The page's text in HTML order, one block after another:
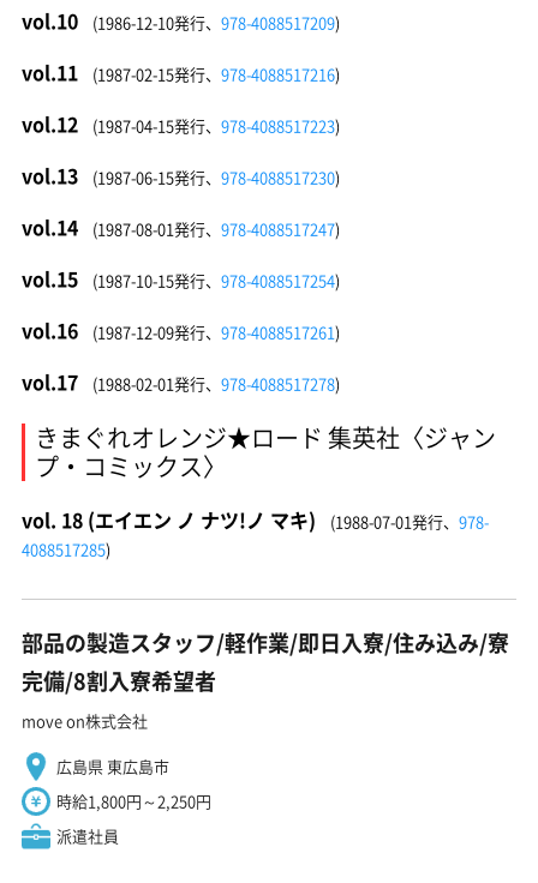
vol.10 (1986-12-10発行、 978-4088517209)
vol.11 (1987-02-15発行、 978-4088517216)
vol.12 (1987-04-15発行、 978-4088517223)
vol.13 (1987-06-15発行、 978-4088517230)
vol.14 (1987-08-01発行、 978-4088517247)
vol.15 (1987-10-15発行、 978-4088517254)
vol.16 (1987-12-09発行、 978-4088517261)
vol.17 (1988-02-01発行、 978-4088517278)
きまぐれオレンジ★ロード 集英社〈ジャン
プ・コミックス〉
vol. 18 (エイエン ノ ナツ!ノ マキ) (1988-07-01発行、 978-
4088517285)
部品の製造スタッフ/軽作業/即日入寮/住み込み/寮
完備/8割入寮希望者
move on株式会社
広島県 東広島市
時給1,800円～2,250円
派遣社員